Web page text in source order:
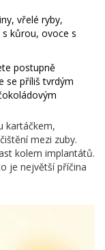
vřelé ryby,
kůrou, ovoce s
postupně
se příliš tvrdým
kartáčkem,
mezi zuby.
kolem implantátů.
je největší příčina